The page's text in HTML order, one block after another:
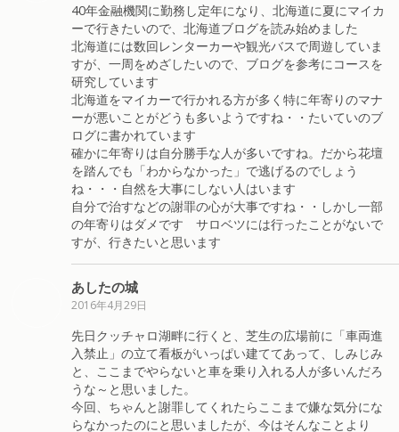
40年金融機関に勤務し定年になり、北海道に夏にマイカ
ーで行きたいので、北海道ブログを読み始めました
北海道には数回レンターカーや観光バスで周遊していま
すが、一周をめざしたいので、ブログを参考にコースを
研究しています
北海道をマイカーで行かれる方が多く特に年寄りのマナ
ーが悪いことがどうも多いようですね・・たいていのブ
ログに書かれています
確かに年寄りは自分勝手な人が多いですね。だから花壇
を踏んでも「わからなかった」で逃げるのでしょう
ね・・・自然を大事にしない人はいます
自分で治すなどの謝罪の心が大事ですね・・しかし一部
の年寄りはダメです サロベツには行ったことがないで
すが、行きたいと思います
あしたの城
2016年4月29日
先日クッチャロ湖畔に行くと、芝生の広場前に「車両進
入禁止」の立て看板がいっぱい建ててあって、しみじみ
と、ここまでやらないと車を乗り入れる人が多いんだろ
うな～と思いました。
今回、ちゃんと謝罪してくれたらここまで嫌な気分にな
らなかったのにと思いましたが、今はそんなことより